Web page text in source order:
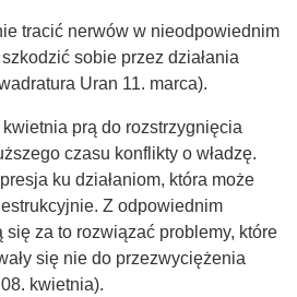
tracić nerwów w nieodpowiednim
sobie przez działania
Uran 11. marca).
prą do rozstrzygnięcia
czasu konflikty o władzę.
ku działaniom, która może
Z odpowiednim
za to rozwiązać problemy, które
się nie do przezwyciężenia
kwietnia).